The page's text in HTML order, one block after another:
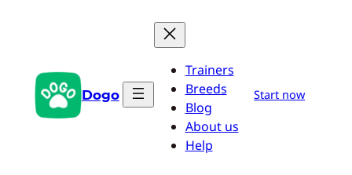
conteúdo Dogo
Trainers
Breeds
Blog
About us
Help
Start now